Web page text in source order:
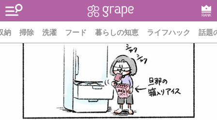
RANK
納 掃除 洗濯 フード 暮らしの知恵 ライフハック 話題